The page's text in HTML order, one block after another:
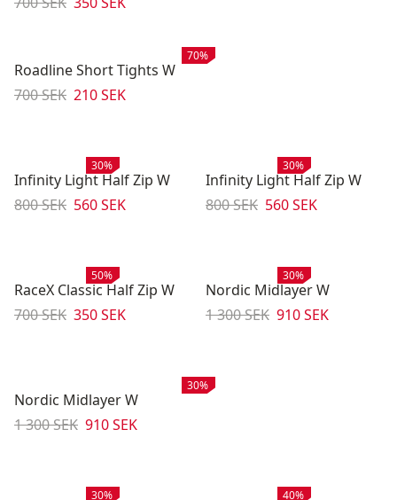
Rea:
70%
Roadline Short Tights W
Originalpris:
700 SEK Reapris:
210 SEK
Rea:
30%
Infinity Light Half Zip W
Originalpris:
800 SEK Reapris:
560 SEK
Rea:
30%
Infinity Light Half Zip W
Originalpris:
800 SEK Reapris:
560 SEK
Rea:
50%
RaceX Classic Half Zip W
Originalpris:
700 SEK Reapris:
350 SEK
Rea:
30%
Nordic Midlayer W
Originalpris:
1 300 SEK Reapris:
910 SEK
Rea:
30%
Nordic Midlayer W
Originalpris:
1 300 SEK Reapris:
910 SEK
Rea:
30% Rea:
40%